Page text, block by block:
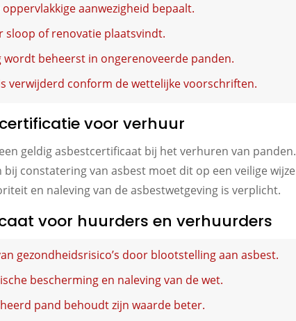
aanwezigheid bepaalt.
sloop of renovatie plaatsvindt.
wordt beheerst in ongerenoveerde panden.
verwijderd conform de wettelijke voorschriften.
voor verhuur
geldig asbestcertificaat bij het verhuren van
constatering van asbest moet dit op een veilige
en naleving van de asbestwetgeving is verplicht.
voor huurders en verhuurders
gezondheidsrisico’s door blootstelling aan asbest.
bescherming en naleving van de wet.
pand behoudt zijn waarde beter.